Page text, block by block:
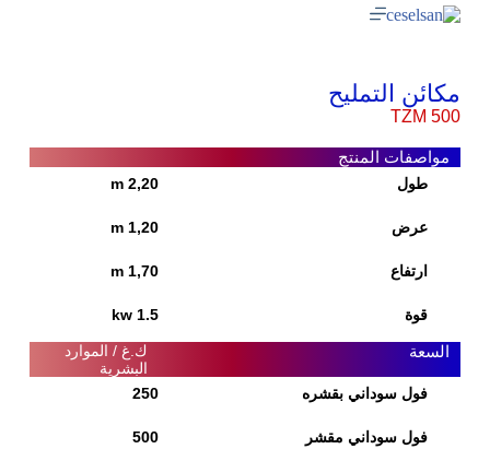
مكائن التمليح
TZM 500
مواصفات المنتج
طول 2,20 m
عرض 1,20 m
ارتفاع 1,70 m
قوة 1.5 kw
السعة
ك.غ / الموارد
البشرية
فول سوداني بقشره
250
فول سوداني مقشر 500